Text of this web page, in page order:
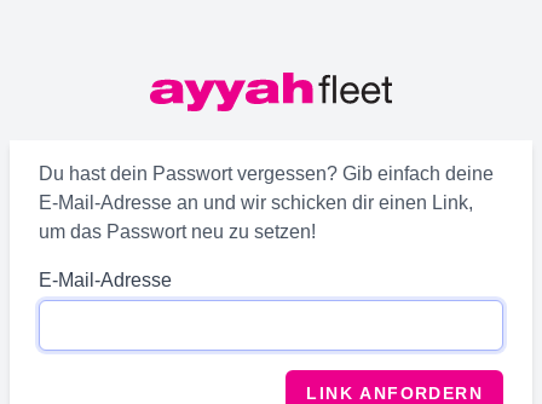
Du hast dein Passwort vergessen? Gib einfach deine
E-Mail-Adresse an und wir schicken dir einen Link,
um das Passwort neu zu setzen!
E-Mail-Adresse
LINK ANFORDERN